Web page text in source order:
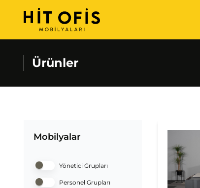
Ürünler
Mobilyalar
Yönetici Grupları
Personel Grupları